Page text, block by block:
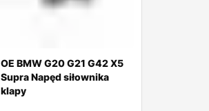
OE BMW G20 G21 G42 X5
Supra Napęd siłownika
klapy